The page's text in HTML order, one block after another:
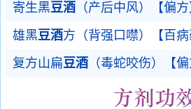
寄生黑豆酒 （产后中风）【偏方
雄黑豆酒方（背强口噤）【百病
复方山扁豆酒 （毒蛇咬伤）【偏